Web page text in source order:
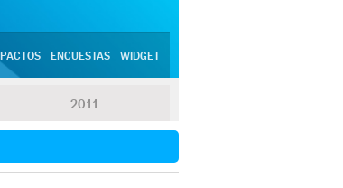
ENCUESTAS WIDGET
2011